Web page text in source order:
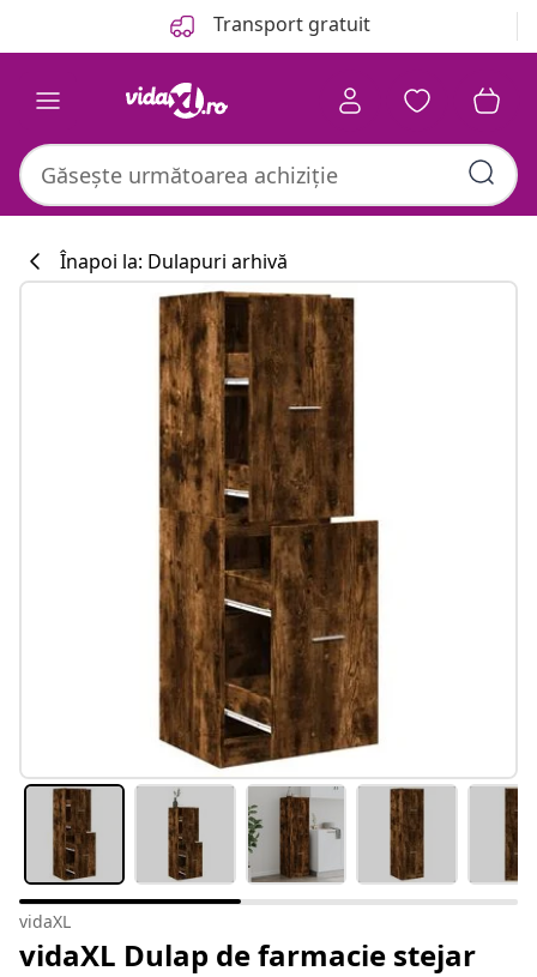
Transport gratuit
Înapoi la: Dulapuri arhivă
vidaXL
vidaXL Dulap de farmacie stejar